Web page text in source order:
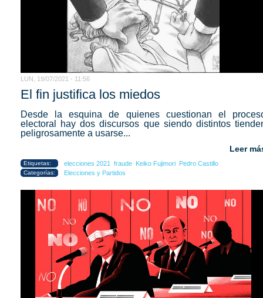
LUN, 19/07/2021 - 11:56
El fin justifica los miedos
Desde la esquina de quienes cuestionan el
electoral hay dos discursos que siendo distintos
peligrosamente a usarse...
Leer
Etiquetas: elecciones 2021 fraude Keiko Fujimori Pedro Castillo
Categorías: Elecciones y Partidos